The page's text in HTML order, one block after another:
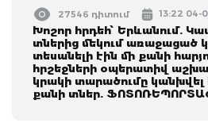
27546 դիտում 13:22 04-
Խոշոր հրդեհ՝ Երևանում.
տներից մեկում առաջացած
տեսանելի էին մի քանի
հրշեջների օպերատիվ
կրակի տարածումը
քանի տներ.